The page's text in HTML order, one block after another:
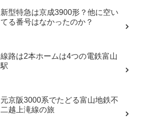
新型特急は京成3900形？他に空い
てる番号はなかったのか？
線路は2本ホームは4つの電鉄富山
駅
元京阪3000系でたどる富山地鉄不
二越上滝線の旅